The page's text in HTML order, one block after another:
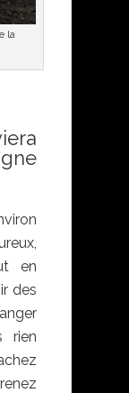
la
en
des
rien